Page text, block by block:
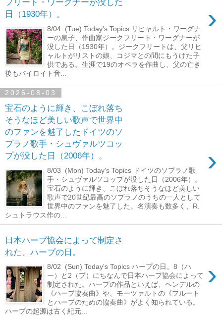
フリート・ワーグナーが没した
日（1930年）。
›
8/04 (Tue) Today's Topics リヒャルト・ワーグナ
ーの息子、作曲家ジークフリート・ワーグナーが
没した日（1930年）。ジークフリートは、父リヒ
ャルトがリストの娘、コジマとの間にもうけた子
供である。生涯で19のオペラを作曲し、父の亡き
後もバイロイト音...
2026-08-03
宝石のように輝き、こぼれ落ち
そうなほど美しい歌声で世界中
のファンを魅了したドイツのソ
プラノ歌手・シュヴァルツコッ
プが没した日（2006年）。
›
8/03 (Mon) Today's Topics ドイツのソプラノ歌
手・シュヴァルツコップが没した日（2006年）。
宝石のように輝き、こぼれ落ちそうなほど美しい
歌声で20世紀最高のソプラノのうちの一人として
世界中のファンを魅了した。名演奏も数多く、R.
シュトラウス作の...
日本ハープ協会によって制定さ
れた、ハープの日。
›
8/02 (Sun) Today's Topics ハープの日。8（ハ
ー）と2（プ）にちなんで日本ハープ協会によって
制定された。ハープの作品といえば、ヘンデルの
《ハープ協奏曲》や、モーツァルトの《フルート
とハープのための協奏曲》がよく知られている。
ハープの起源は古く紀元...